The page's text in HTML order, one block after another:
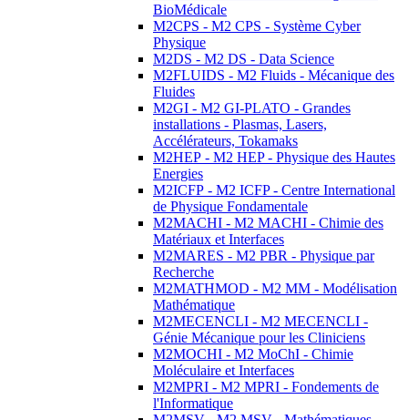
BioMédicale
M2CPS - M2 CPS - Système Cyber
Physique
M2DS - M2 DS - Data Science
M2FLUIDS - M2 Fluids - Mécanique des
Fluides
M2GI - M2 GI-PLATO - Grandes
installations - Plasmas, Lasers,
Accélérateurs, Tokamaks
M2HEP - M2 HEP - Physique des Hautes
Energies
M2ICFP - M2 ICFP - Centre International
de Physique Fondamentale
M2MACHI - M2 MACHI - Chimie des
Matériaux et Interfaces
M2MARES - M2 PBR - Physique par
Recherche
M2MATHMOD - M2 MM - Modélisation
Mathématique
M2MECENCLI - M2 MECENCLI -
Génie Mécanique pour les Cliniciens
M2MOCHI - M2 MoChI - Chimie
Moléculaire et Interfaces
M2MPRI - M2 MPRI - Fondements de
l'Informatique